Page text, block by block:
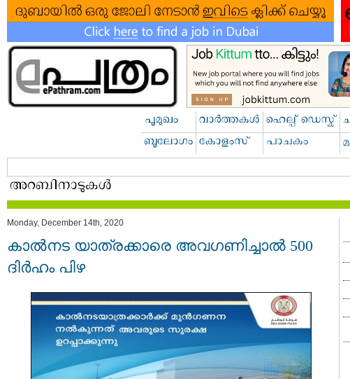
Monday, December 14th, 2020
കാല്‍നട യാത്രക്കാരെ അവഗണിച്ചാല്‍ 500
ദിര്‍ഹം പിഴ